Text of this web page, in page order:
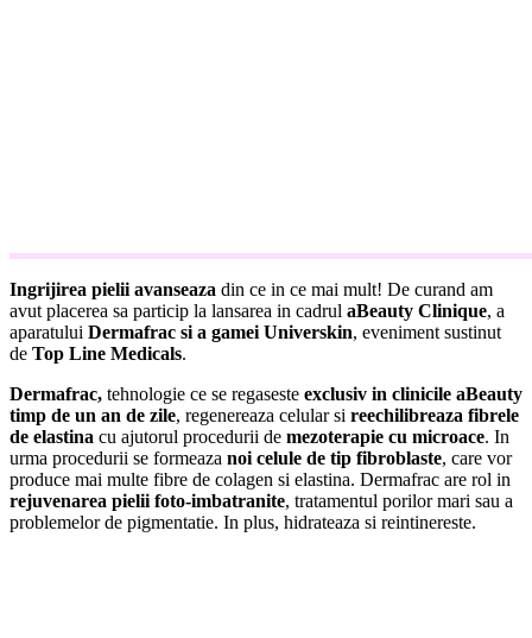
Ingrijirea pielii avanseaza din ce in ce mai mult! De curand am
avut placerea sa particip la lansarea in cadrul aBeauty Clinique, a
aparatului Dermafrac si a gamei Universkin, eveniment sustinut
de Top Line Medicals.
Dermafrac, tehnologie ce se regaseste exclusiv in clinicile aBeauty
timp de un an de zile, regenereaza celular si reechilibreaza fibrele
de elastina cu ajutorul procedurii de mezoterapie cu microace. In
urma procedurii se formeaza noi celule de tip fibroblaste, care vor
produce mai multe fibre de colagen si elastina. Dermafrac are rol in
rejuvenarea pielii foto-imbatranite, tratamentul porilor mari sau a
problemelor de pigmentatie. In plus, hidrateaza si reintinereste.